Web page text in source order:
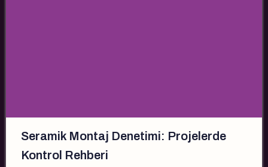
Seramik Montaj Denetimi: Projelerde
Kontrol Rehberi